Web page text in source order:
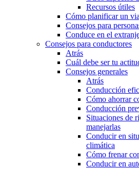
Recursos útiles
Cómo planificar un
Consejos para
Conduce en el
Consejos para conductores
Atrás
Cuál debe ser tu
Consejos generales
Atrás
Conducción
Cómo ahorrar
Conducción
Situaciones de
manejarlas
Conducir en
climática
Cómo frenar
Conducir en